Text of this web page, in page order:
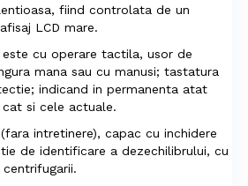
fiind controlata de un
LCD mare.
cu operare tactila, usor de
mana sau cu manusi; tastatura
indicand in permanenta atat
si cele actuale.
intretinere), capac cu inchidere
de identificare a dezechilibrului, cu